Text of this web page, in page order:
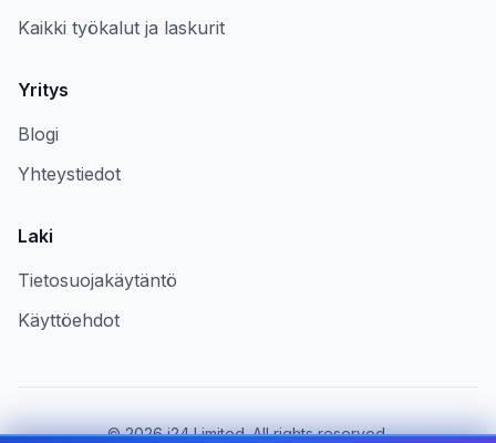
Kaikki työkalut ja laskurit
Yritys
Blogi
Yhteystiedot
Laki
Tietosuojakäytäntö
Käyttöehdot
©2026i24 Limited. All rights reserved.